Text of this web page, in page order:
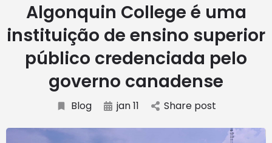
Algonquin College é uma
instituição de ensino superior
público credenciada pelo
governo canadense
Blog jan 11 Share post